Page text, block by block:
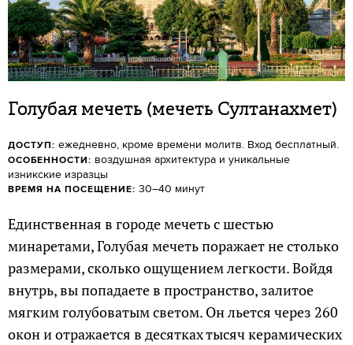
Голубая мечеть (мечеть Султанахмет)
ДОСТУП: ежедневно, кроме времени молитв. Вход бесплатный.
ОСОБЕННОСТИ: воздушная архитектура и уникальные
изникские изразцы
ВРЕМЯ НА ПОСЕЩЕНИЕ: 30–40 минут
Единственная в городе мечеть с шестью
минаретами, Голубая мечеть поражает не столько
размерами, сколько ощущением легкости. Войдя
внутрь, вы попадаете в пространство, залитое
мягким голубоватым светом. Он льется через 260
окон и отражается в десятках тысяч керамических